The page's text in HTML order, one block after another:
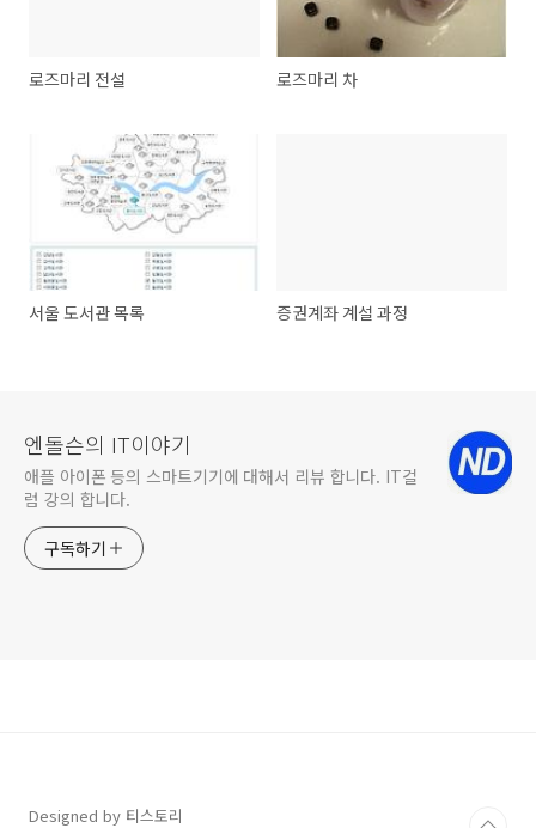
로즈마리 전설 로즈마리 차
서울 도서관 목록 증권계좌 계설 과정
엔돌슨의 IT이야기
애플 아이폰 등의 스마트기기에 대해서 리뷰 합니다. IT컬
럼 강의 합니다.
구독하기
Designed by 티스토리